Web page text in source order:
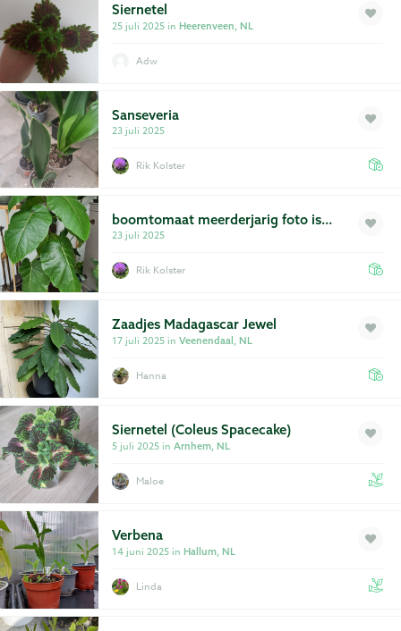
Siernetel
25 juli 2025 in Heerenveen, NL
Adw
Sanseveria
23 juli 2025
Rik Kolster
boomtomaat meerderjarig foto is
groter dan stek.
23 juli 2025
Rik Kolster
Zaadjes Madagascar Jewel
17 juli 2025 in Veenendaal, NL
Hanna
Siernetel (Coleus Spacecake)
5 juli 2025 in Arnhem, NL
Maloe
Verbena
14 juni 2025 in Hallum, NL
Linda